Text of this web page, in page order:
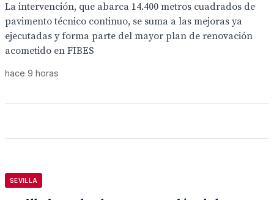
La intervención, que abarca 14.400 metros cuadrados de
pavimento técnico continuo, se suma a las mejoras ya
ejecutadas y forma parte del mayor plan de renovación
acometido en FIBES
hace 9 horas
SEVILLA